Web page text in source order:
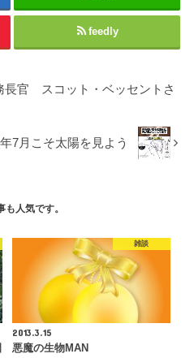
feedly
長官 スコット・ベッセントさ
7月こそ太陽を見よう
も人気です。
雑談
2013.3.15
悪魔の生物MAN